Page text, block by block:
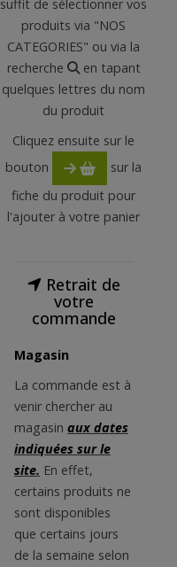
suffit de sélectionner vos
produits via "NOS
CATEGORIES" ou via la
recherche
en tapant
quelques lettres du nom
du produit
Cliquez ensuite sur le
bouton
sur la
fiche du produit pour
l'ajouter à votre panier
Retrait de
votre
commande
Magasin
La commande est à
venir chercher au
magasin aux dates
indiquées sur le
site. En effet,
certains produits ne
sont disponibles
que certains jours
de la semaine selon